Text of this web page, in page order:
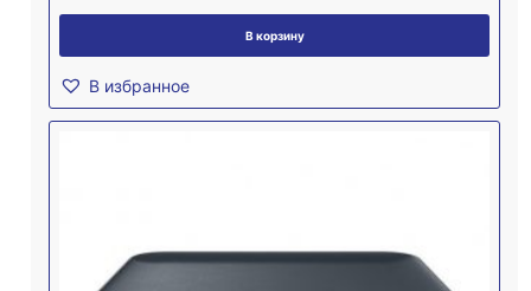
В корзину
В избранное